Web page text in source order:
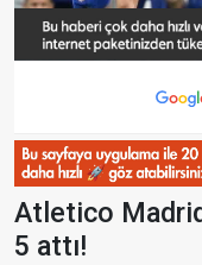
Atletico
5 attı!